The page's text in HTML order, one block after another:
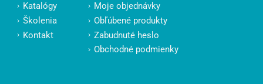
Katalógy
Školenia
Kontakt
Moje objednávky
Obľúbené produkty
Zabudnuté heslo
Obchodné podmienky